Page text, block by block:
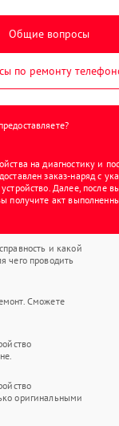
Общие вопросы
по ремонту
на диагностику и
заказ-наряд с
Далее, после
получите акт
и какой
чего проводить
Сможете
оригинальными